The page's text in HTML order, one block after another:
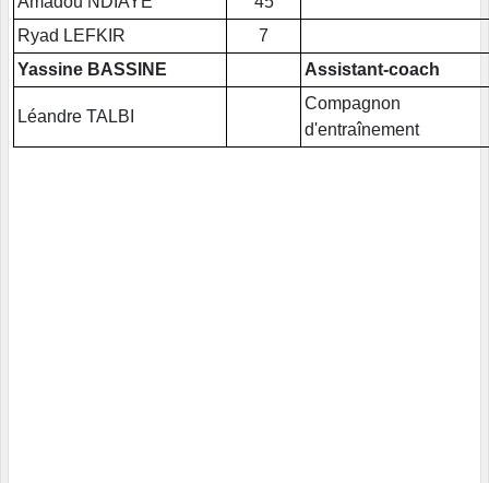
Ryad LEFKIR
7
Yassine BASSINE
Assistant-coach
Léandre TALBI
Compagnon
d'entraînement